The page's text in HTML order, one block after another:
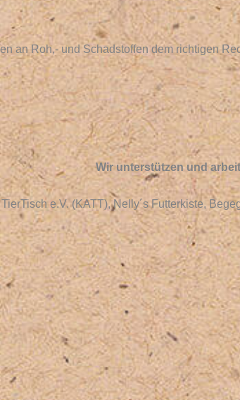
an Roh,- und Schadstoffen dem richtigen
Wir unterstützen und
e.V. (KATT), Nelly´s Futterkiste,